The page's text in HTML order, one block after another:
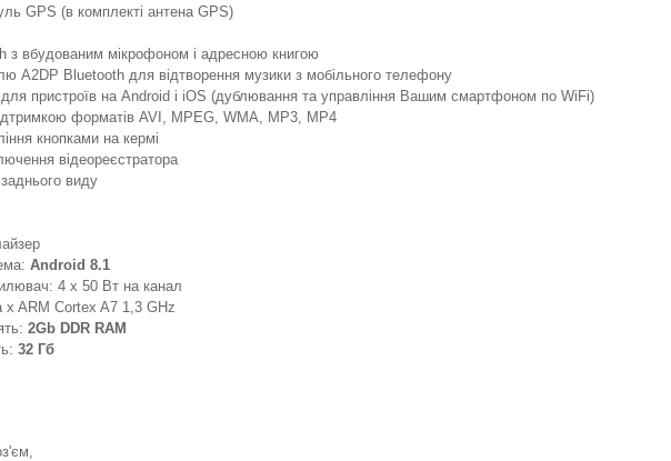
GPS (в комплекті антена GPS)
з вбудованим мікрофоном і адресною книгою
A2DP Bluetooth для відтворення музики з мобільного телефону
пристроїв на Android і iOS (дублювання та управління Вашим смартфоном по WiFi)
форматів AVI, MPEG, WMA, MP3, MP4
кнопками на кермі
відеореєстратора
виду
Android 8.1
4 х 50 Вт на канал
x ARM Cortex A7 1,3 GHz
2Gb DDR RAM
32 Гб